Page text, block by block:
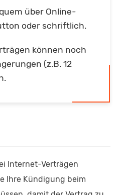
über Online-
oder schriftlich.
können noch
(z.B. 12
Internet-Verträgen
Ihre Kündigung beim